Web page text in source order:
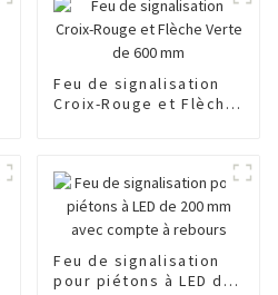
Feu de signalisation
Croix-Rouge et Flèche
Feu de signalisation
pour piétons à LED de